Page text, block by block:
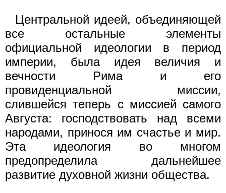
Центральной идеей, объединяющей
все остальные элементы
официальной идеологии в период
империи, была идея величия и
вечности Рима и его
провиденциальной миссии,
слившейся теперь с миссией самого
Августа: господствовать над всеми
народами, принося им счастье и мир.
Эта идеология во многом
предопределила дальнейшее
развитие духовной жизни общества.